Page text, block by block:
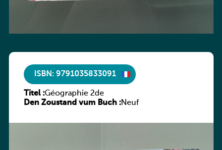
ISBN: 9791035833091
Titel :Géographie 2de
Den Zoustand vum Buch :Neuf